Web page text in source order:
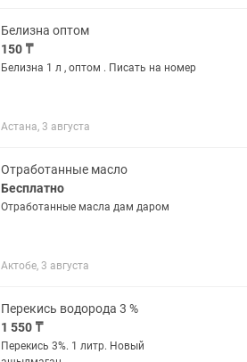
зажигалок и грелок для рук...
Белизна оптом
150 ₸
Белизна 1 л , оптом . Писать на номер
Астана, 3 августа
Отработанные масло
Бесплатно
Отработанные масла дам даром
Актобе, 3 августа
Перекись водорода 3 %
1 550 ₸
Перекись 3%. 1 литр. Новый